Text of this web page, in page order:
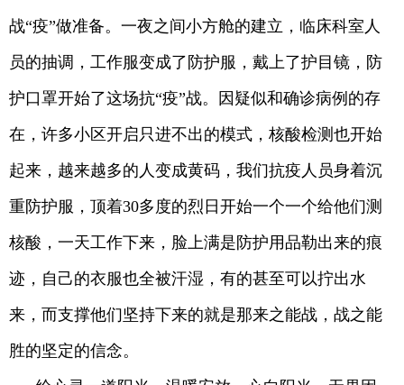
战“疫”做准备。一夜之间小方舱的建立，临床科室人
员的抽调，工作服变成了防护服，戴上了护目镜，防
护口罩开始了这场抗“疫”战。因疑似和确诊病例的存
在，许多小区开启只进不出的模式，核酸检测也开始
起来，越来越多的人变成黄码，我们抗疫人员身着沉
重防护服，顶着30多度的烈日开始一个一个给他们测
核酸，一天工作下来，脸上满是防护用品勒出来的痕
迹，自己的衣服也全被汗湿，有的甚至可以拧出水
来，而支撑他们坚持下来的就是那来之能战，战之能
胜的坚定的信念。